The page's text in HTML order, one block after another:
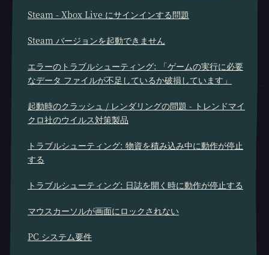
Steam - Xbox Live にサインインする問題
Steam バージョンを起動できません
エラーのトラブルシューティング: 「ゲームの実行に必要
なデータ ファイルが不足しているか破損しています」
起動時のクラッシュ / レンダリングの問題 - トレンドマイ
クロ社のウイルス対策製品
トラブルシューティング: 物資を積み込み中に動作が停止
する
トラブルシューティング: 日誌を開く時に動作が停止する
マウスカーソルが画面にロックされない
PC システム要件